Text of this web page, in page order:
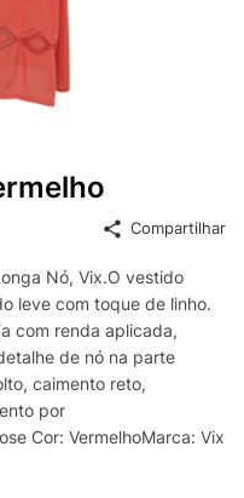
Compartilhar
Nó, Vix.O vestido
leve com toque de linho.
com renda aplicada,
de nó na parte
caimento reto,
por
Cor: VermelhoMarca: Vix